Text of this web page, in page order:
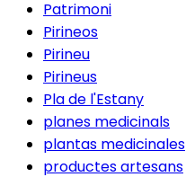
Patrimoni
Pirineos
Pirineu
Pirineus
Pla de l'Estany
planes medicinals
plantas medicinales
productes artesans